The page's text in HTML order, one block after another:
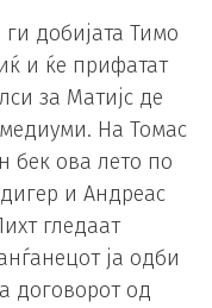
ги добијата Тимо
и ќе прифатат
за Матијс де
медиуми. На Томас
бек ова лето по
и Андреас
гледаат
ја одби
договорот од